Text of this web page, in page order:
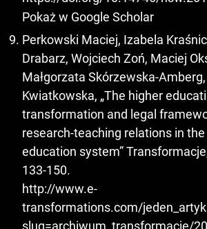
Pokaż w Google Scholar
Perkowski Maciej, Izabela
Drabarz, Wojciech Zoń, Maciej
Małgorzata Skórzewska-
Kwiatkowska, „The higher
transformation and legal
research-teaching relations in
education system”
133-150.
http://www.e-
transformations.com/
slug=archiwum_transformacje/